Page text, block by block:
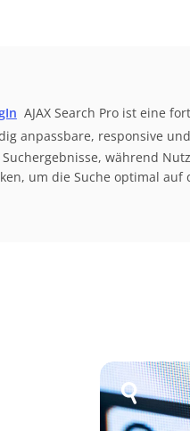
AJAX Search Pro ist eine
anpassbare, responsive
während
um die Suche optimal